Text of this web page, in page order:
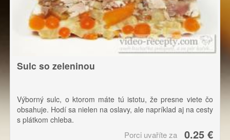
Sulc so zeleninou
Výborný sulc, o ktorom máte tú istotu, že presne viete čo
obsahuje. Hodí sa nielen na oslavy, ale napríklad aj na cesty
s plátkom chleba.
Porci uvaříte za 0.25 €